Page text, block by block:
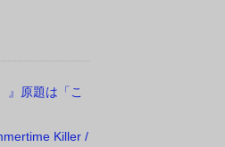
』原題は「こ
Killer /